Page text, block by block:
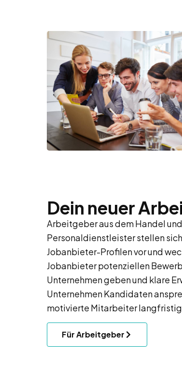
Dein neuer
Arbeitgeber aus dem Handel
Personaldienstleister stellen
Jobanbieter-Profilen vor und
Jobanbieter potenziellen
Unternehmen geben und klare
Unternehmen Kandidaten
motivierte Mitarbeiter
Für Arbeitgeber